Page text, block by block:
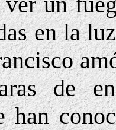
en la
de
han